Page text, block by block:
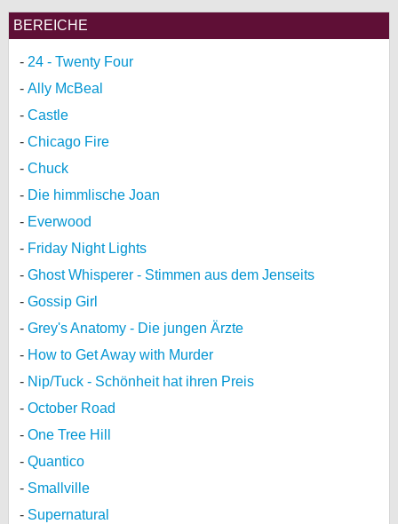
BEREICHE
24 - Twenty Four
Ally McBeal
Castle
Chicago Fire
Chuck
Die himmlische Joan
Everwood
Friday Night Lights
Ghost Whisperer - Stimmen aus dem Jenseits
Gossip Girl
Grey's Anatomy - Die jungen Ärzte
How to Get Away with Murder
Nip/Tuck - Schönheit hat ihren Preis
October Road
One Tree Hill
Quantico
Smallville
Supernatural